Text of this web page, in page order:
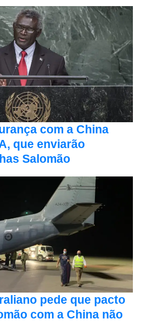
com a China
que enviarão
Salomão
pede que pacto
com a China não